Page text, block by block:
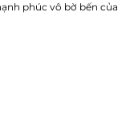
phúc vô bờ bến của